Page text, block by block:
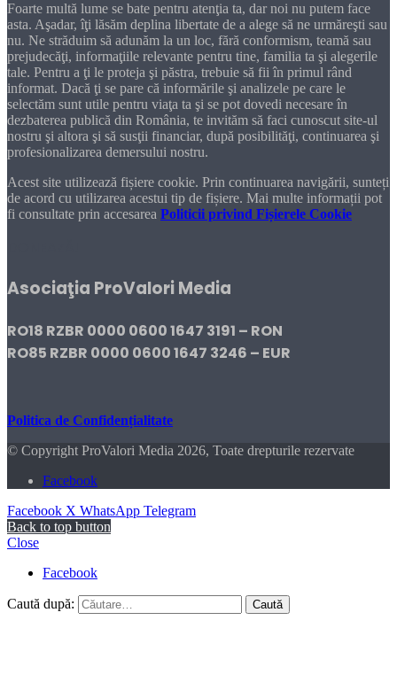
Foarte multă lume se bate pentru atenţia ta, dar noi nu putem face
asta. Aşadar, îţi lăsăm deplina libertate de a alege să ne urmăreşti sau
nu. Ne străduim să adunăm la un loc, fără conformism, teamă sau
prejudecăţi, informaţiile relevante pentru tine, familia ta şi alegerile
tale. Pentru a ţi le proteja şi păstra, trebuie să fii în primul rând
informat. Dacă ţi se pare că informările şi analizele pe care le
selectăm sunt utile pentru viaţa ta şi se pot dovedi necesare în
dezbaterea publică din România, te invităm să faci cunoscut site-ul
nostru şi altora şi să susţii financiar, după posibilităţi, continuarea şi
profesionalizarea demersului nostru.
Acest site utilizează fișiere cookie. Prin continuarea navigării, sunteți
de acord cu utilizarea acestui tip de fișiere. Mai multe informații pot
fi consultate prin accesarea Politicii privind Fișierele Cookie
Asociaţia ProValori Media
RO18 RZBR 0000 0600 1647 3191 – RON
RO85 RZBR 0000 0600 1647 3246 – EUR
Politica de Confidențialitate
© Copyright ProValori Media 2026, Toate drepturile rezervate
Facebook
Facebook X WhatsApp Telegram
Back to top button
Close
Facebook
Caută după: